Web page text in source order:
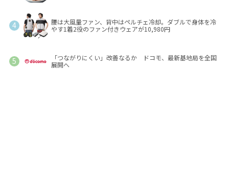
腰は大風量ファン、背中はペルチェ冷却。ダブルで身体を冷
やす1着2役のファン付きウェアが10,980円
「つながりにくい」改善なるか ドコモ、最新基地局を全国
展開へ